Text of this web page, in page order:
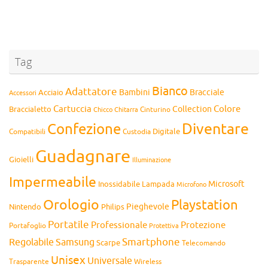
Tag
Accessori Acciaio Adattatore Bambini Bianco Bracciale
Braccialetto Cartuccia Chicco Chitarra Cinturino Collection Colore
Compatibili Confezione Custodia Digitale Diventare
Gioielli Guadagnare Illuminazione
Impermeabile Inossidabile Lampada Microfono Microsoft
Nintendo Orologio Philips Pieghevole Playstation
Portafoglio Portatile Professionale Protettiva Protezione
Regolabile Samsung ScarpeSmartphone Telecomando
Trasparente Unisex Universale Wireless